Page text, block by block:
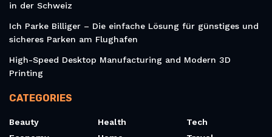
in der Schweiz
Ich Parke Billiger – Die einfache Lösung für günstiges und
sicheres Parken am Flughafen
High-Speed Desktop Manufacturing and Modern 3D
Printing
CATEGORIES
Beauty
Health
Tech